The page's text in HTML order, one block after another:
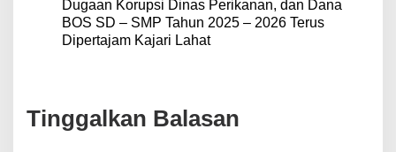
Dugaan Korupsi Dinas Perikanan, dan Dana
BOS SD – SMP Tahun 2025 – 2026 Terus
Dipertajam Kajari Lahat
Tinggalkan Balasan